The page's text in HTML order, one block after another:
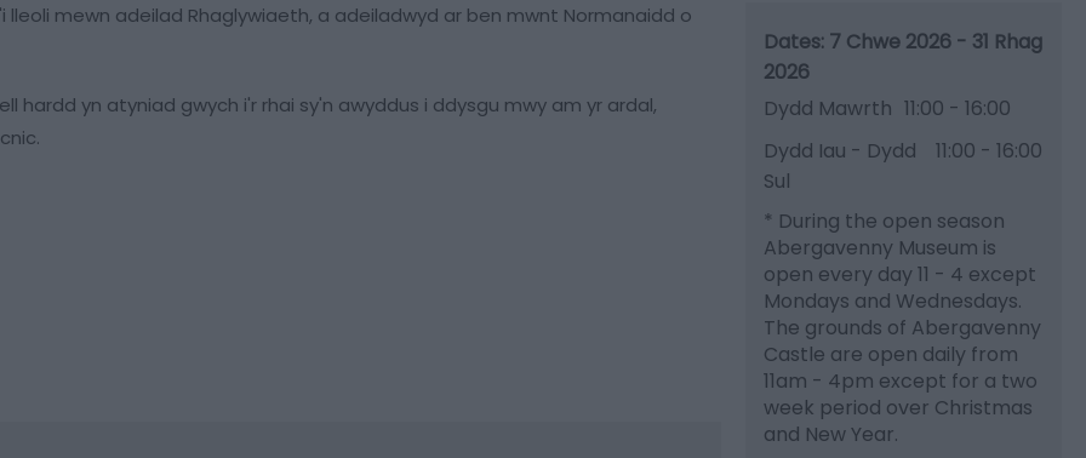
mewn adeilad Rhaglywiaeth, a adeiladwyd ar ben mwnt Normanaidd o
yn atyniad gwych i'r rhai sy'n awyddus i ddysgu mwy am yr ardal,
7 Chwe 2026 - 31 Rhag
2026
Dydd Mawrth 11:00 - 16:00
Dydd Iau - Dydd
Sul
11:00 - 16:00
* During the open season
Abergavenny Museum is
open every day 11 - 4 except
Mondays and Wednesdays.
The grounds of Abergavenny
Castle are open daily from
11am - 4pm except for a two
week period over Christmas
and New Year.